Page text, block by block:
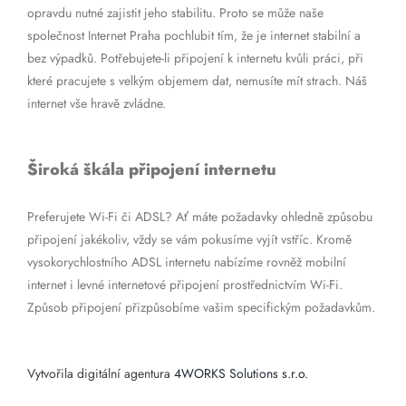
opravdu nutné zajistit jeho stabilitu. Proto se může naše
společnost Internet Praha pochlubit tím, že je internet stabilní a
bez výpadků. Potřebujete-li připojení k internetu kvůli práci, při
které pracujete s velkým objemem dat, nemusíte mít strach. Náš
internet vše hravě zvládne.
Široká škála připojení internetu
Preferujete Wi-Fi či ADSL? Ať máte požadavky ohledně způsobu
připojení jakékoliv, vždy se vám pokusíme vyjít vstříc. Kromě
vysokorychlostního ADSL internetu nabízíme rovněž mobilní
internet i levné internetové připojení prostřednictvím Wi-Fi.
Způsob připojení přizpůsobíme vašim specifickým požadavkům.
Vytvořila digitální agentura 4WORKS Solutions s.r.o.